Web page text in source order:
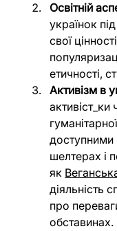
Освітній
українок
свої
етичності,
Активізм в
доступними
шелтерах і
як
діяльність
про
обставинах.